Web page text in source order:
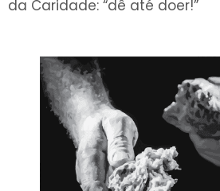
da Caridade: “dê até doer!”